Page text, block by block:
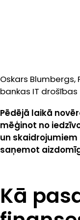
Oskars
bankas IT
Pēdējā laikā
mēģinot no
un skaidrojumiem
saņemot
Kā